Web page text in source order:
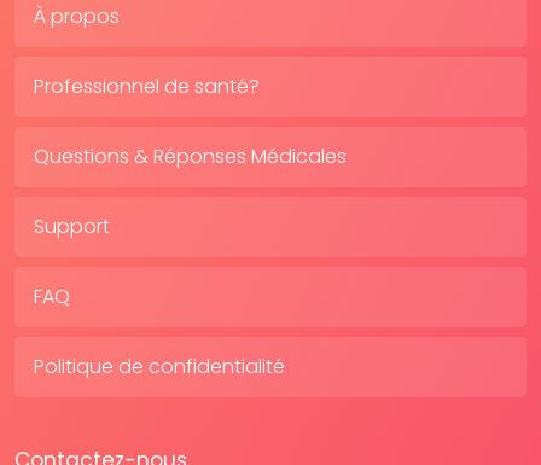
À propos
Professionnel de santé?
Questions & Réponses Médicales
Support
FAQ
Politique de confidentialité